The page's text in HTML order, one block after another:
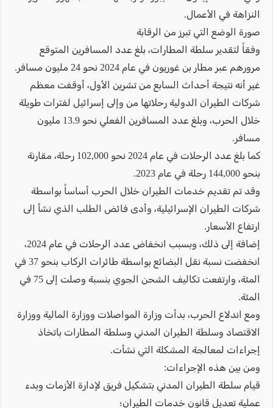
النزاهة في الأعمال.
صورة الوضع التي تبرز من الرقابة
وفقاً لتقدير سلطة المطارات، بلغ عدد المسافرين المتوقع
مرورهم عبر مطار بن غوريون في عام 2024 نحو 24 مليون مسافر.
غير أنه نتيجة أحداث السابع من تشرين الأول، أوقفت معظم
شركات الطيران الدولية رحلاتها من وإلى إسرائيل لفترات طويلة
خلال الحرب، وبلغ عدد المسافرين الفعلي نحو 13.9 مليون
مسافر.
كما بلغ عدد الرحلات في عام 2024 نحو 102,000 رحلة، مقارنة
بنحو 144,000 رحلة في عام 2023.
وقد تم تقديم خدمات الطيران خلال الحرب أساساً بواسطة
شركات الطيران الإسرائيلية، وأدى فائض الطلب الذي نشأ إلى
ارتفاع الأسعار.
إضافة إلى ذلك، وبسبب انخفاض عدد الرحلات في عام 2024،
انخفضت نسبة نقل البضائع بواسطة طائرات الركاب بنحو 37 في
المئة، وارتفعت تكاليف الشحن الجوي بنسبة وصلت إلى 75 في
المئة.
ومع اندلاع الحرب، بدأت وزارة المواصلات ووزارة المالية ووزارة
الاقتصاد وسلطة الطيران المدني وسلطة المطارات باتخاذ
إجراءات لمعالجة المشكلة التي نشأت.
ومن بين هذه الإجراءات:
قيام سلطة الطيران المدني بتشكيل فريق لإدارة الأزمات وبدء
عملية تعديل قانون خدمات الطيران؛